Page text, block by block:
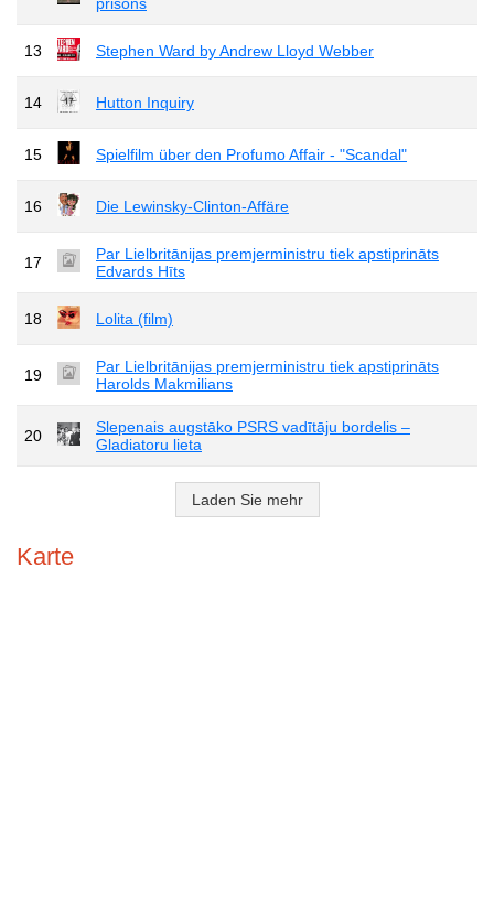
13 Stephen Ward by Andrew Lloyd Webber
14 Hutton Inquiry
15 Spielfilm über den Profumo Affair - "Scandal"
16 Die Lewinsky-Clinton-Affäre
17
Par Lielbritānijas premjerministru tiek apstiprināts
Edvards Hīts
18 Lolita (film)
19
Par Lielbritānijas premjerministru tiek apstiprināts
Harolds Makmilians
20
Slepenais augstāko PSRS vadītāju bordelis –
Gladiatoru lieta
Laden Sie mehr
Karte